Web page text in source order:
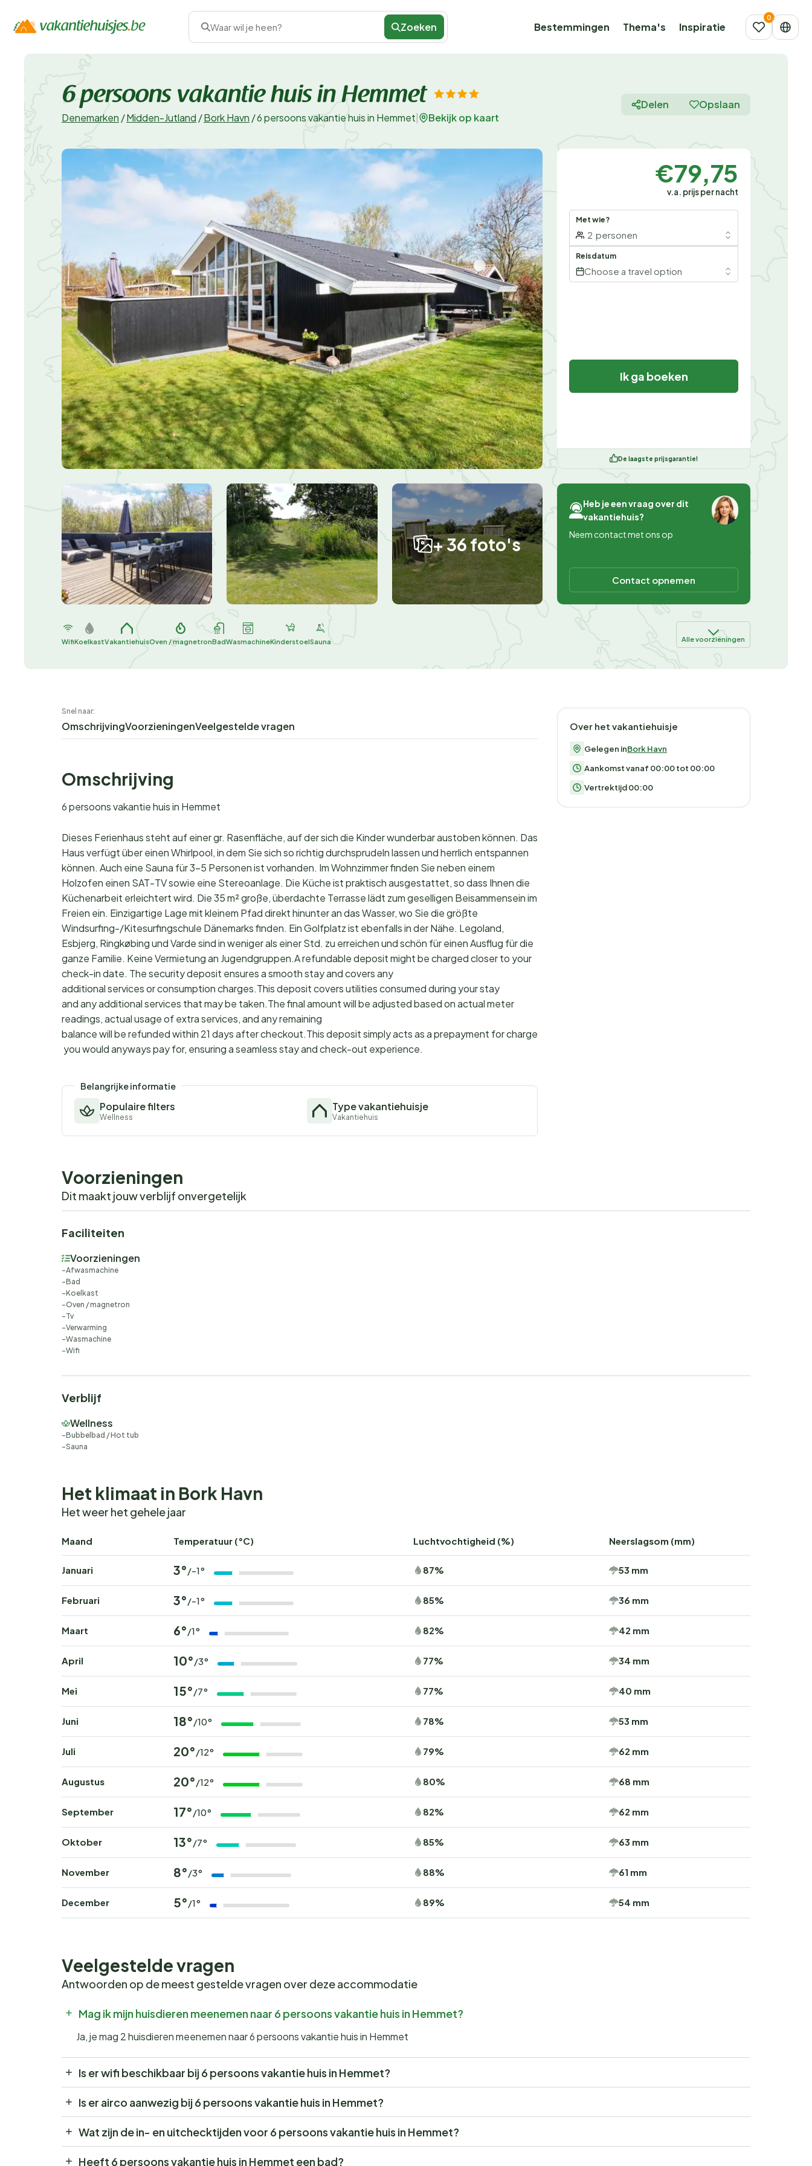
Waar wil je heen? Zoeken Bestemmingen Thema's Inspiratie
6 persoons vakantie huis in Hemmet
Denemarken /Midden-Jutland /Bork Havn /6 persoons vakantie huis in Hemmet Bekijk op kaart
Delen Opslaan
+ 36 foto's
€79,75
v.a. prijs per nacht
Met wie?
2 personen
Reisdatum
Choose a travel option
Ik ga boeken
De laagste prijsgarantie!
Heb je een vraag over dit
vakantiehuis?
Neem contact met ons op
Contact opnemen
WifiKoelkastVakantiehuisOven / magnetronBadWasmachineKinderstoelSauna Alle voorzieningen
Snel naar:
OmschrijvingVoorzieningenVeelgestelde vragen
Omschrijving
6 persoons vakantie huis in Hemmet
Dieses Ferienhaus steht auf einer gr. Rasenfläche, auf der sich die Kinder wunderbar austoben können. Das
Haus verfügt über einen Whirlpool, in dem Sie sich so richtig durchsprudeln lassen und herrlich entspannen
können. Auch eine Sauna für 3-5 Personen ist vorhanden. Im Wohnzimmer finden Sie neben einem
Holzofen einen SAT-TV sowie eine Stereoanlage. Die Küche ist praktisch ausgestattet, so dass Ihnen die
Küchenarbeit erleichtert wird. Die 35 m² große, überdachte Terrasse lädt zum geselligen Beisammensein im
Freien ein. Einzigartige Lage mit kleinem Pfad direkt hinunter an das Wasser, wo Sie die größte
Windsurfing-/Kitesurfingschule Dänemarks finden. Ein Golfplatz ist ebenfalls in der Nähe. Legoland,
Esbjerg, Ringkøbing und Varde sind in weniger als einer Std. zu erreichen und schön für einen Ausflug für die
ganze Familie. Keine Vermietung an Jugendgruppen.A refundable deposit might be charged closer to your
check-in date. The security deposit ensures a smooth stay and covers any
additional services or consumption charges.This deposit covers utilities consumed during your stay
and any additional services that may be taken.The final amount will be adjusted based on actual meter
readings, actual usage of extra services, and any remaining
balance will be refunded within 21 days after checkout.This deposit simply acts as a prepayment for charges that
you would anyways pay for, ensuring a seamless stay and check-out experience.
Belangrijke informatie
Populaire filters
Wellness
Type vakantiehuisje
Vakantiehuis
Over het vakantiehuisje
Gelegen inBork Havn
Aankomst vanaf 00:00 tot 00:00
Vertrektijd 00:00
Voorzieningen
Dit maakt jouw verblijf onvergetelijk
Faciliteiten
Voorzieningen
Afwasmachine
Bad
Koelkast
Oven / magnetron
Tv
Verwarming
Wasmachine
Wifi
Verblijf
Wellness
Bubbelbad / Hot tub
Sauna
Het klimaat in Bork Havn
Het weer het gehele jaar
Maand Temperatuur (°C) Luchtvochtigheid (%) Neerslagsom (mm)
Januari 3° /-1° 87% 53 mm
Februari 3° /-1° 85% 36 mm
Maart 6° /1° 82% 42 mm
April 10° /3° 77% 34 mm
Mei 15° /7° 77% 40 mm
Juni 18° /10° 78% 53 mm
Juli 20° /12° 79% 62 mm
Augustus 20° /12° 80% 68 mm
September 17° /10° 82% 62 mm
Oktober 13° /7° 85% 63 mm
November 8° /3° 88% 61 mm
December 5° /1° 89% 54 mm
Veelgestelde vragen
Antwoorden op de meest gestelde vragen over deze accommodatie
Mag ik mijn huisdieren meenemen naar 6 persoons vakantie huis in Hemmet?
Ja, je mag 2 huisdieren meenemen naar 6 persoons vakantie huis in Hemmet
Is er wifi beschikbaar bij 6 persoons vakantie huis in Hemmet?
Is er airco aanwezig bij 6 persoons vakantie huis in Hemmet?
Wat zijn de in- en uitchecktijden voor 6 persoons vakantie huis in Hemmet?
Heeft 6 persoons vakantie huis in Hemmet een bad?